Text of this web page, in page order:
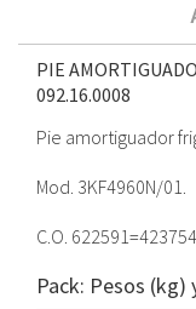
PIE
092.16.0008
Pie amortiguador
Mod. 3KF4960N/01.
C.O.
Pack: Pesos